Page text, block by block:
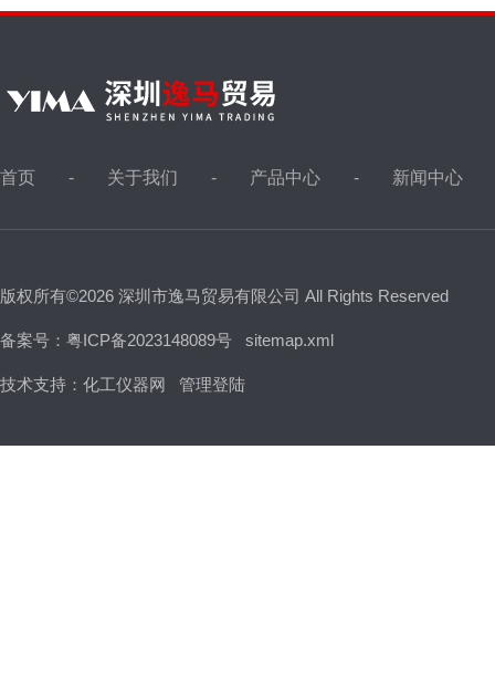
首页 关于我们 产品中心 新闻中心
版权所有©2026 深圳市逸马贸易有限公司 All Rights Reserved
备案号：粤ICP备2023148089号 sitemap.xml
技术支持： 化工仪器网 管理登陆